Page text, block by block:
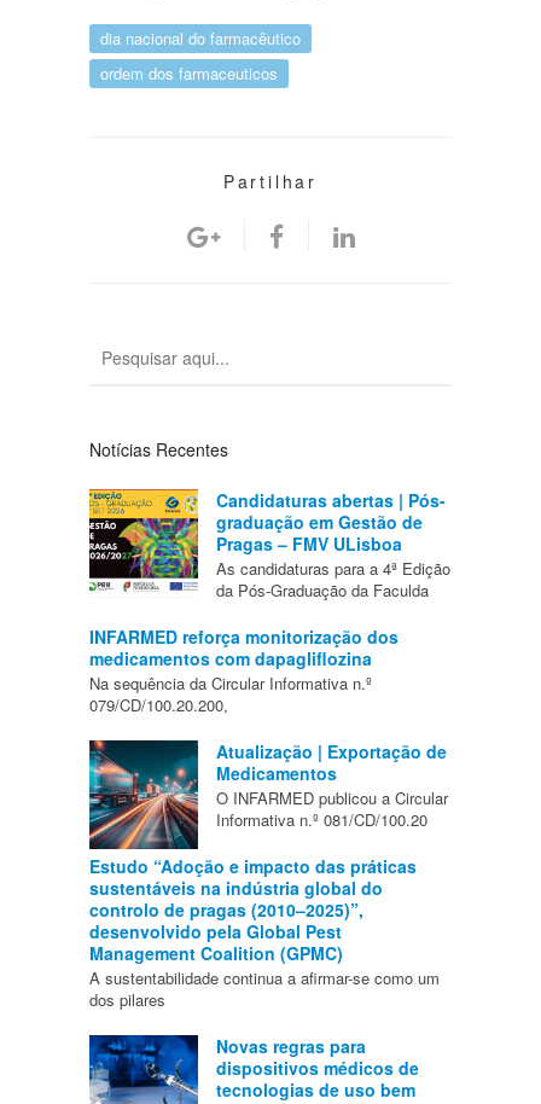
dia nacional do farmacêutico
ordem dos farmaceuticos
Partilhar
Notícias Recentes
Candidaturas abertas | Pós-
graduação em Gestão de
Pragas – FMV ULisboa
As candidaturas para a 4ª Edição
da Pós-Graduação da Faculda
INFARMED reforça monitorização dos
medicamentos com dapagliflozina
Na sequência da Circular Informativa n.º
079/CD/100.20.200,
Atualização | Exportação de
Medicamentos
O INFARMED publicou a Circular
Informativa n.º 081/CD/100.20
Estudo “Adoção e impacto das práticas
sustentáveis na indústria global do
controlo de pragas (2010–2025)”,
desenvolvido pela Global Pest
Management Coalition (GPMC)
A sustentabilidade continua a afirmar-se como um
dos pilares
Novas regras para
dispositivos médicos de
tecnologias de uso bem